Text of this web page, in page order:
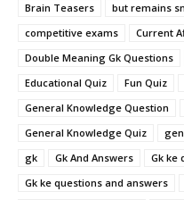
Brain Teasers
but remains
competitive exams
Current
Double Meaning Gk Questions
Educational Quiz
Fun Quiz
General Knowledge Question
General Knowledge Quiz
gk
Gk And Answers Gk ke
Gk ke questions and answers